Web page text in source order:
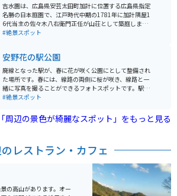
吉水園は、広島県安芸太田町加計に位置する広島県指定
名勝の日本庭園で、江戸時代中期の1781年に加計隅屋1
6代当主の佐々木八右衛門正任が山荘として築庭しまし
た。茅葺屋根の「吉水亭」を中心に、池泉回遊式庭園が
月と11月に一般公開され、春には県の天然記念物「モリ
アオガエル」、秋には紅葉の名所として多くの人々が訪
れます。公開時期には、歴史的建造物とともに四季折々
の自然美を楽しめる貴重な機会となっています。
#絶景スポット
安野花の駅公園
廃線となった駅が、春に花が咲く公園にとして整備され
た場所です。春には、線路の両側に桜が咲き、線路と一
緒に写真を撮ることができるフォトスポットです。駅に
は、ディーゼル車両があり、車両と桜も絶景です。春に
#絶景スポット
「周辺の景色が綺麗なスポット」をもっと見る
レストラン・カフェ
の高山があります。オー